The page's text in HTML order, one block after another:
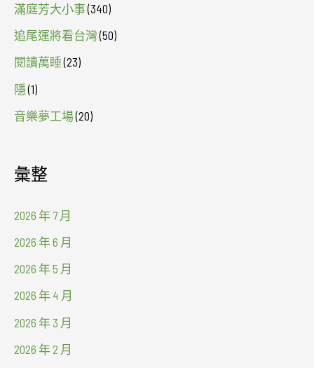
滿庭芳大小事(340)
追尾運將看台灣(50)
閱讀萬睡(23)
隱(1)
音樂夢工場(20)
彙整
2026 年 7 月
2026 年 6 月
2026 年 5 月
2026 年 4 月
2026 年 3 月
2026 年 2 月